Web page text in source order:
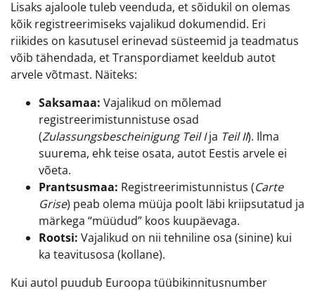
Lisaks ajaloole tuleb veenduda, et sõidukil on olemas
kõik registreerimiseks vajalikud dokumendid. Eri
riikides on kasutusel erinevad süsteemid ja teadmatus
võib tähendada, et Transpordiamet keeldub autot
arvele võtmast. Näiteks:
Saksamaa: Vajalikud on mõlemad
registreerimistunnistuse osad
(Zulassungsbescheinigung Teil Ija Teil II). Ilma
suurema, ehk teise osata, autot Eestis arvele ei
võeta.
Prantsusmaa: Registreerimistunnistus (Carte
Grise) peab olema müüja poolt läbi kriipsutatud ja
märkega “müüdud” koos kuupäevaga.
Rootsi: Vajalikud on nii tehniline osa (sinine) kui
ka teavitusosa (kollane).
Kui autol puudub Euroopa tüübikinnitusnumber